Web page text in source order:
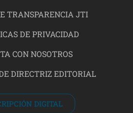
TRANSPARENCIA JTI
DE PRIVACIDAD
CON NOSOTROS
DIRECTRIZ EDITORIAL
DIGITAL